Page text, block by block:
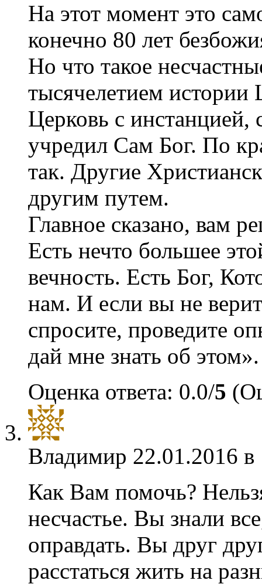
На этот момент это
конечно 80 лет
Но что такое
тысячелетием истории
Церковь с
учредил Сам Бог. По
так. Другие
другим путем.
Главное сказано, вам
Есть нечто большее
вечность. Есть Бог,
нам. И если вы не
спросите, проведите
дай мне знать об этом».
Оценка ответа: 0.0/5
Владимир 22.01.2016
Как Вам помочь?
несчастье. Вы знали
оправдать. Вы друг
расстаться жить на